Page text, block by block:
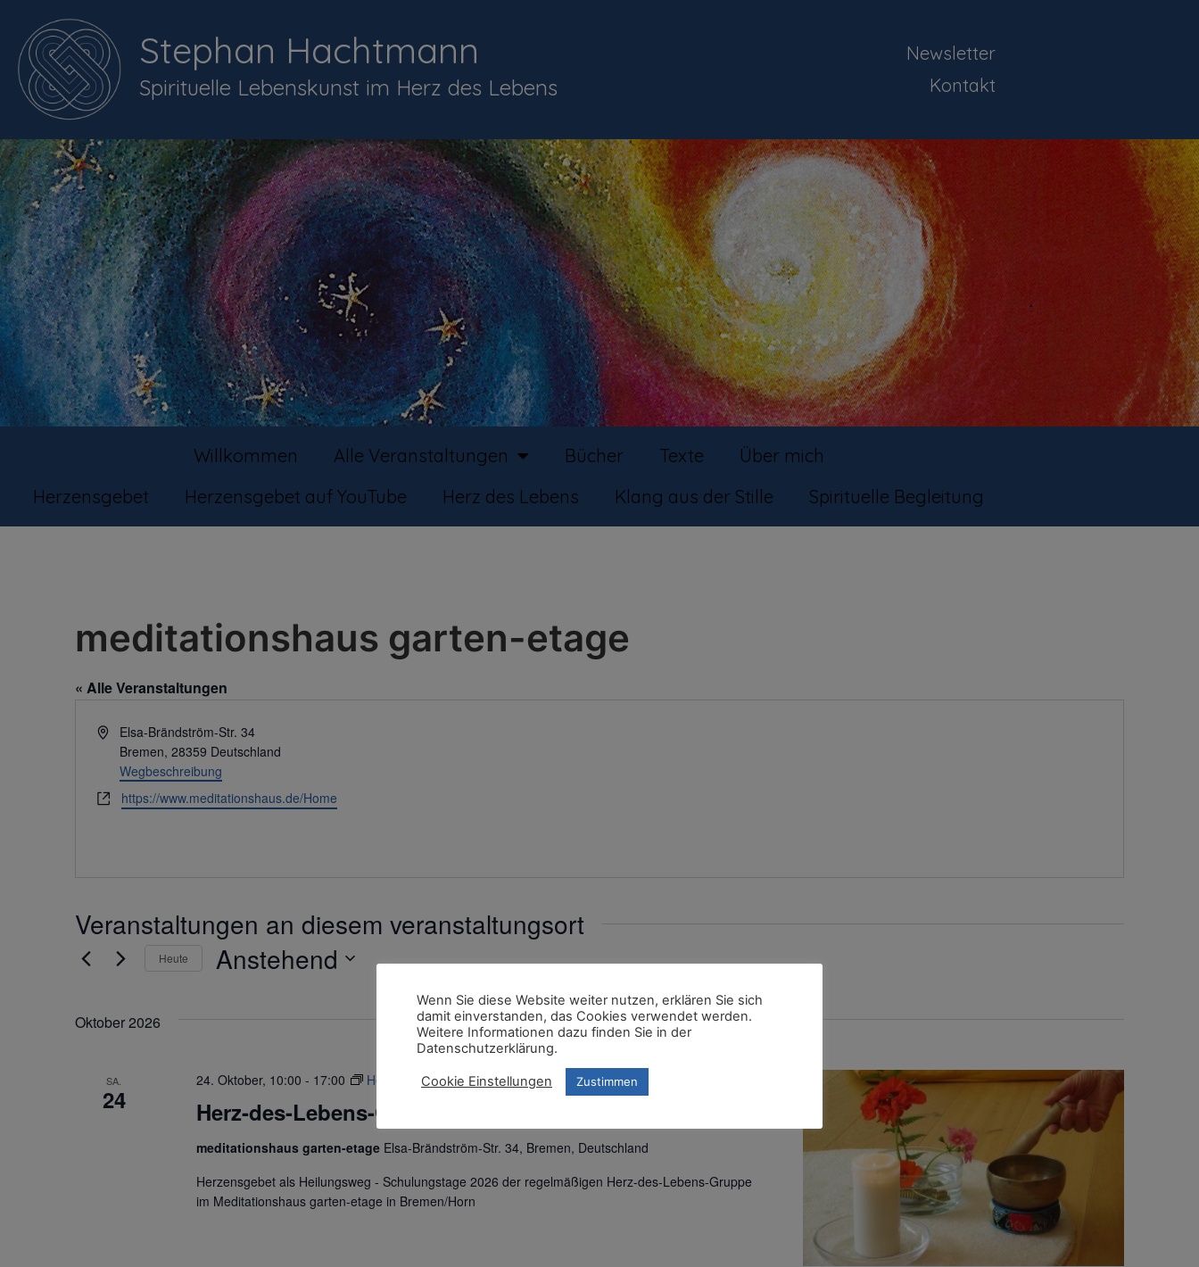
Stephan Hachtmann
Spirituelle Lebenskunst im Herz des Lebens
Newsletter
Kontakt
Willkommen Alle Veranstaltungen Bücher Texte
Über mich
Herzensgebet
Herzensgebet auf YouTube Herz des Lebens Klang aus der Stille Spirituelle Begleitung
meditationshaus garten-etage
« Alle Veranstaltungen
AdresseElsa-Brändström-Str. 34
Bremen, 28359 Deutschland
Wegbeschreibung
Webseitehttps://www.meditationshaus.de/Home
Veranstaltungen an diesem veranstaltungsort
Heute Anstehend
Oktober 2026
SA.
24 Herz-des-Lebens-Gruppe Bremen
24. Oktober, 10:00 - 17:00 Herz-des-Lebens-Gruppe Bremen
meditationshaus garten-etage Elsa-Brändström-Str. 34, Bremen, Deutschland
Herzensgebet als Heilungsweg - Schulungstage 2026 der regelmäßigen Herz-des-Lebens-Gruppe
im Meditationshaus garten-etage in Bremen/Horn
Wenn Sie diese Website weiter nutzen, erklären Sie sich
damit einverstanden, das Cookies verwendet werden.
Weitere Informationen dazu finden Sie in der
Datenschutzerklärung.
Cookie Einstellungen Zustimmen